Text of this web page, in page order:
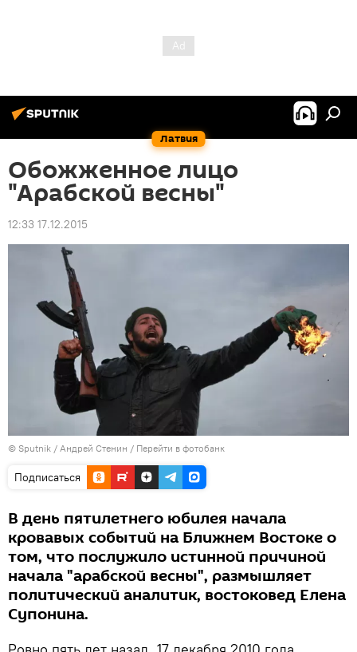
Латвия
Обожженное лицо
"Арабской весны"
12:33 17.12.2015
© Sputnik / Андрей Стенин / Перейти в фотобанк
Подписаться
В день пятилетнего юбилея начала
кровавых событий на Ближнем Востоке о
том, что послужило истинной причиной
начала "арабской весны", размышляет
политический аналитик, востоковед Елена
Супонина.